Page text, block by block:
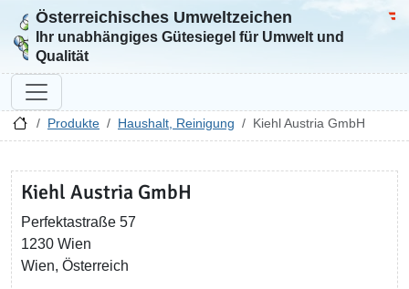
Zur Startseite
Österreichisches Umweltzeichen
Ihr unabhängiges Gütesiegel für Umwelt und
Qualität
Produkte Haushalt, Reinigung Kiehl Austria GmbH
Kiehl Austria GmbH
Perfektastraße 57
1230 Wien
Wien, Österreich